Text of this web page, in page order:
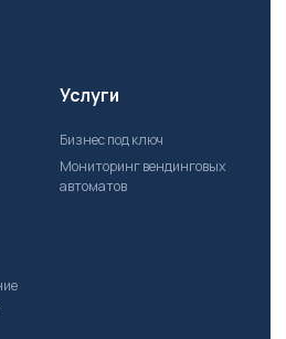
Услуги
Бизнес под ключ
Мониторинг вендинговых
автоматов